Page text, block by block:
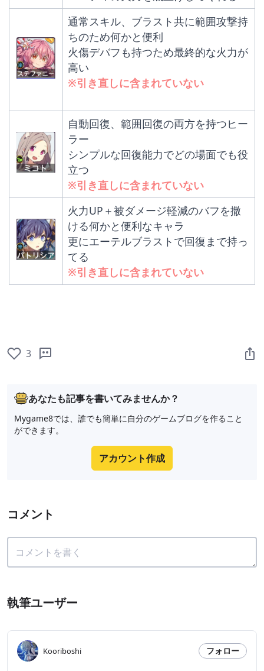
通常スキル、ブラスト共に範囲攻撃持
ちのため何かと便利
火傷デバフも持つため最終的な火力が
高い
※引き直しに含まれていない
自動回復、範囲回復の両方を持つヒー
ラー
シンプルな回復能力でどの場面でも役
立つ
※引き直しに含まれていない
火力UP＋被ダメージ軽減のバフを撒
ける何かと便利なキャラ
更にエーテルブラストで回復まで持っ
てる
※引き直しに含まれていない
3
あなたも記事を書いてみませんか？
Mygame8では、誰でも簡単に自分のゲームブログを作ること
ができます。
アカウント作成
コメント
執筆ユーザー
Kooriboshi フォロー